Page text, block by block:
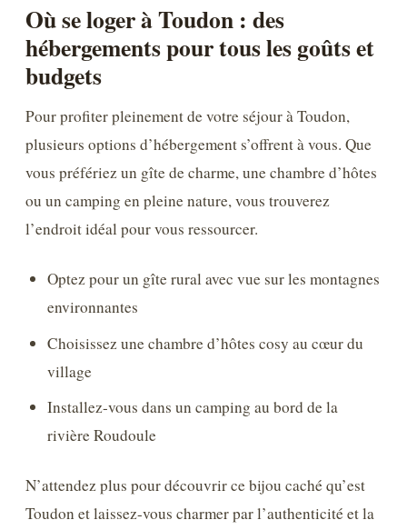
Où se loger à Toudon : des
hébergements pour tous les goûts et
budgets
Pour profiter pleinement de votre séjour à Toudon,
plusieurs options d’hébergement s’offrent à vous. Que
vous préfériez un gîte de charme, une chambre d’hôtes
ou un camping en pleine nature, vous trouverez
l’endroit idéal pour vous ressourcer.
Optez pour un gîte rural avec vue sur les montagnes
environnantes
Choisissez une chambre d’hôtes cosy au cœur du
village
Installez-vous dans un camping au bord de la
rivière Roudoule
N’attendez plus pour découvrir ce bijou caché qu’est
Toudon et laissez-vous charmer par l’authenticité et la